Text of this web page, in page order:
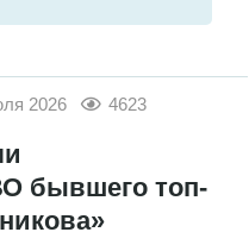
2026 4623
бывшего топ-